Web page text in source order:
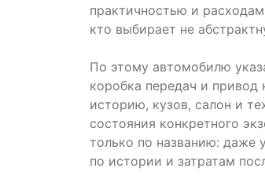
практичностью и
кто выбирает не
По этому автомобилю
коробка передач и привод
историю, кузов, салон и
состояния конкретного
только по названию: даже
по истории и затратам